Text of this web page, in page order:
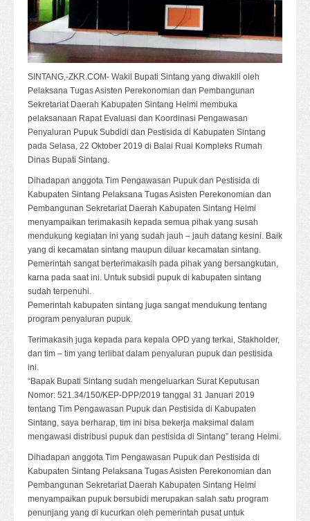
SINTANG,-ZKR.COM- Wakil Bupati Sintang yang diwakili oleh
Pelaksana Tugas Asisten Perekonomian dan Pembangunan
Sekretariat Daerah Kabupaten Sintang Helmi membuka
pelaksanaan Rapat Evaluasi dan Koordinasi Pengawasan
Penyaluran Pupuk Subdidi dan Pestisida di Kabupaten Sintang
pada Selasa, 22 Oktober 2019 di Balai Ruai Kompleks Rumah
Dinas Bupati Sintang.
Dihadapan anggota Tim Pengawasan Pupuk dan Pestisida di
Kabupaten Sintang Pelaksana Tugas Asisten Perekonomian dan
Pembangunan Sekretariat Daerah Kabupaten Sintang Helmi
menyampaikan terimakasih kepada semua pihak yang susah
mendukung kegiatan ini yang sudah jauh – jauh datang kesini. Baik
yang di kecamatan sintang maupun diluar kecamatan sintang.
Pemerintah sangat berterimakasih pada pihak yang bersangkutan,
karna pada saat ini. Untuk subsidi pupuk di kabupaten sintang
sudah terpenuhi.
Pemerintah kabupaten sintang juga sangat mendukung tentang
program penyaluran pupuk.
Terimakasih juga kepada para kepala OPD yang terkai, Stakholder,
dan tim – tim yang terlibat dalam penyaluran pupuk dan pestisida
ini.
“Bapak Bupati Sintang sudah mengeluarkan Surat Keputusan
Nomor: 521.34/150/KEP-DPP/2019 tanggal 31 Januari 2019
tentang Tim Pengawasan Pupuk dan Pestisida di Kabupaten
Sintang, saya berharap, tim ini bisa bekerja maksimal dalam
mengawasi distribusi pupuk dan pestisida di Sintang” terang Helmi.
Dihadapan anggota Tim Pengawasan Pupuk dan Pestisida di
Kabupaten Sintang Pelaksana Tugas Asisten Perekonomian dan
Pembangunan Sekretariat Daerah Kabupaten Sintang Helmi
menyampaikan pupuk bersubidi merupakan salah satu program
penunjang yang di kucurkan oleh pemerintah pusat untuk